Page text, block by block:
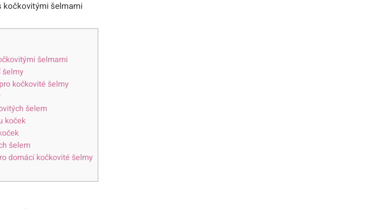
šelmami
šelmy
kočkovité šelmy
šelem
koček
šelem
domácí kočkovité šelmy